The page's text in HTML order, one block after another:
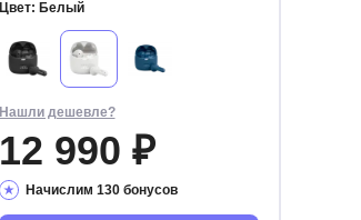
Цвет: Белый
Нашли дешевле?
12 990 ₽
Начислим 130 бонусов